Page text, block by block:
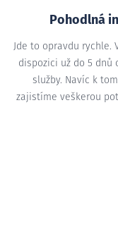
Pohodlná
Jde to opravdu rychle.
dispozici už do 5 dnů
služby. Navíc k
zajistíme veškerou